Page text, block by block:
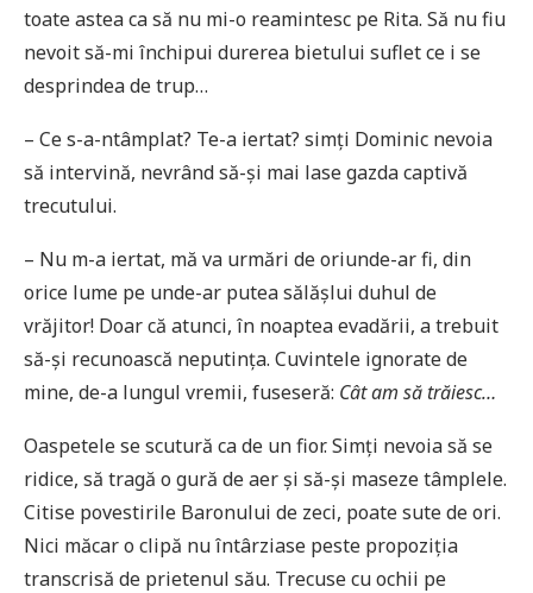
toate astea ca să nu mi-o reamintesc pe Rita. Să nu fiu
nevoit să-mi închipui durerea bietului suflet ce i se
desprindea de trup…
– Ce s-a-ntâmplat? Te-a iertat? simți Dominic nevoia
să intervină, nevrând să-și mai lase gazda captivă
trecutului.
– Nu m-a iertat, mă va urmări de oriunde-ar fi, din
orice lume pe unde-ar putea sălășlui duhul de
vrăjitor! Doar că atunci, în noaptea evadării, a trebuit
să-și recunoască neputința. Cuvintele ignorate de
mine, de-a lungul vremii, fuseseră: Cât am să trăiesc…
Oaspetele se scutură ca de un fior. Simți nevoia să se
ridice, să tragă o gură de aer și să-și maseze tâmplele.
Citise povestirile Baronului de zeci, poate sute de ori.
Nici măcar o clipă nu întârziase peste propoziția
transcrisă de prietenul său. Trecuse cu ochii pe